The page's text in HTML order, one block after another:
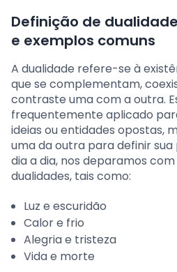
Definição de
e exemplos comuns
A dualidade refere-se à
que se complementam,
contraste uma com a outra.
frequentemente aplicado
ideias ou entidades opostas,
uma da outra para definir sua
dia a dia, nos deparamos
dualidades, tais como:
Luz e escuridão
Calor e frio
Alegria e tristeza
Vida e morte